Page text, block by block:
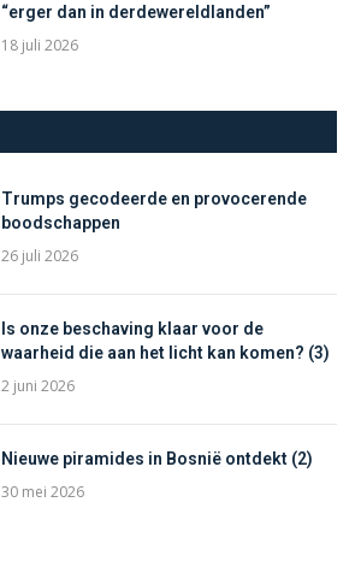
“erger dan in derdewereldlanden”
18 juli 2026
Trumps gecodeerde en provocerende
boodschappen
26 juli 2026
Is onze beschaving klaar voor de
waarheid die aan het licht kan komen? (3)
2 juni 2026
Nieuwe piramides in Bosnië ontdekt (2)
30 mei 2026